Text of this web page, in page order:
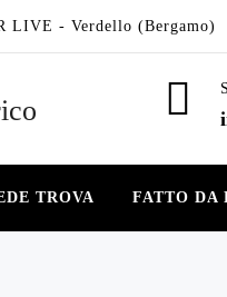
LIVE - Verdello (Bergamo)
TROVA FATTO DA